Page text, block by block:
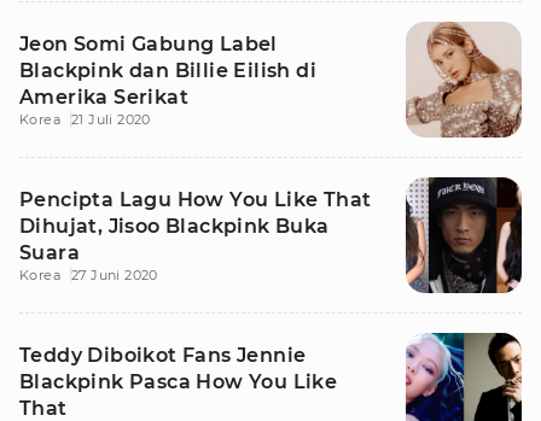
Jeon Somi Gabung Label
Blackpink dan Billie Eilish di
Amerika Serikat
Korea 21 Juli 2020
Pencipta Lagu How You Like That
Dihujat, Jisoo Blackpink Buka
Suara
Korea 27 Juni 2020
Teddy Diboikot Fans Jennie
Blackpink Pasca How You Like
That